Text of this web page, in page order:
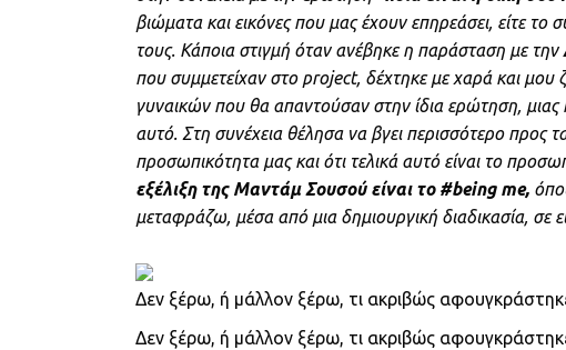
βιώματα και εικόνες που μας έχουν επηρεάσει, είτε το
τους. Κάποια στιγμή όταν ανέβηκε η παράσταση με την
που συμμετείχαν στο project, δέχτηκε με χαρά και
γυναικών που θα απαντούσαν στην ίδια ερώτηση, μιας
αυτό. Στη συνέχεια θέλησα να βγει περισσότερο προς
προσωπικότητα μας και ότι τελικά αυτό είναι το
εξέλιξη της Μαντάμ Σουσού είναι το #being me,
μεταφράζω, μέσα από μια δημιουργική διαδικασία, σε
Δεν ξέρω, ή μάλλον ξέρω, τι ακριβώς
Δεν ξέρω, ή μάλλον ξέρω, τι ακριβώς